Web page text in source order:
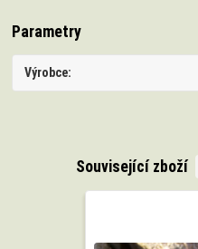
Parametry
Výrobce
Související zboží